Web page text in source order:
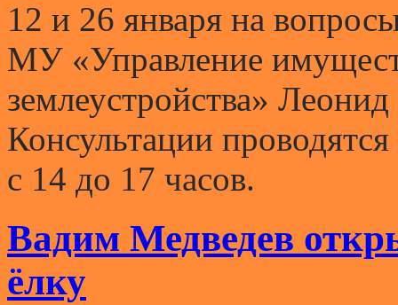
12 и 26 января на
МУ «Управление
землеустройства»
Консультации
с 14 до 17 часов.
Вадим Медведев
ёлку